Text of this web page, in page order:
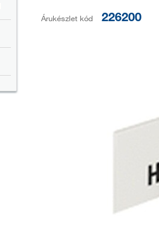
Árukészlet kód 226200